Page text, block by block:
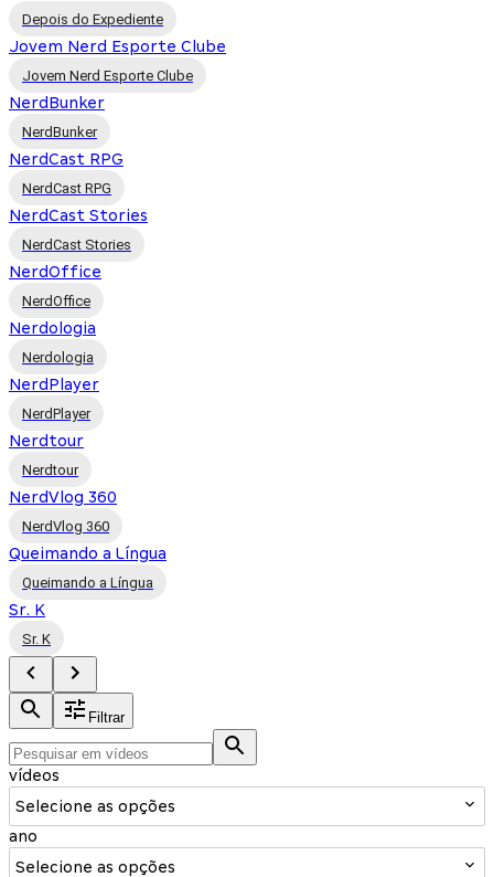
Depois do Expediente
Jovem Nerd Esporte Clube
Jovem Nerd Esporte Clube
NerdBunker
NerdBunker
NerdCast RPG
NerdCast RPG
NerdCast Stories
NerdCast Stories
NerdOffice
NerdOffice
Nerdologia
Nerdologia
NerdPlayer
NerdPlayer
Nerdtour
Nerdtour
NerdVlog 360
NerdVlog 360
Queimando a Língua
Queimando a Língua
Sr. K
Sr. K
Filtrar
vídeos
Selecione as opções
ano
Selecione as opções